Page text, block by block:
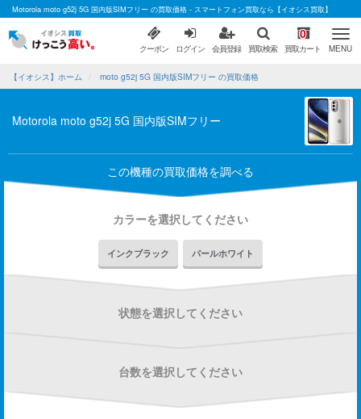
Motorola moto g52j 5G 国内版SIMフリー の買取価格 - スマートフォン買取なら【イオシス買取】
クーポン ログイン 会員登録 買取検索
0
買取カート MENU
【イオシス】ホーム moto g52j 5G 国内版SIMフリー の買取価格
Motorola moto g52j 5G 国内版SIMフリー
この機種の買取価格を調べる
カラーを選択してください
インクブラック パールホワイト
状態を選択してください
台数を選択してください